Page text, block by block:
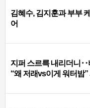
김혜수, 김지훈과 부부
어
지퍼 스르륵 내리더니‥
“왜 저래vs이게 워터밤”